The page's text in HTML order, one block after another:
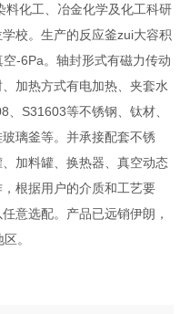
料化工、冶金化学及化工科研
校。生产的反应釜zui大容积
-6Pa。轴封形式有磁力传动
加热方式有电加热、夹套水
S31603等不锈钢、钛材、
璃釜等。并承接配套不锈
加料罐、换热器、真空动态
根据用户的介质和工艺要
意选配。产品已远销伊朗，
。